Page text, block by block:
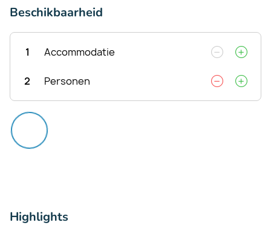
Beschikbaarheid
1 Accommodatie
2 Personen
Highlights